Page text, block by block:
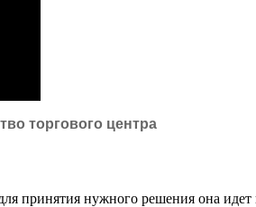
торгового центра
принятия нужного решения она